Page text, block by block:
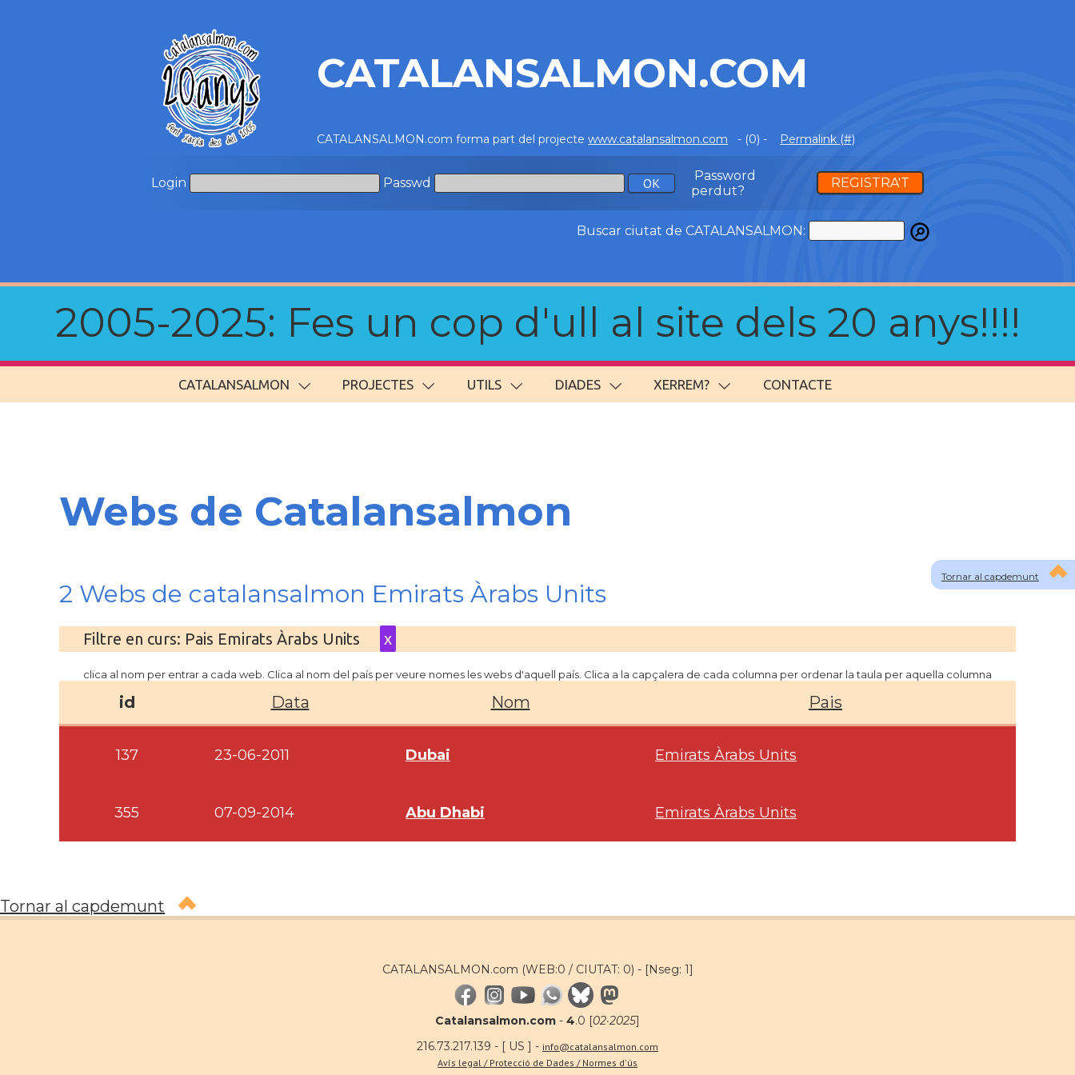
CATALANSALMON.COM
CATALANSALMON.com forma part del projecte www.catalansalmon.com - (0) - Permalink (#)
Login Passwd
Password
perdut?
REGISTRA'T
Buscar ciutat de CATALANSALMON:
2005-2025: Fes un cop d'ull al site dels 20 anys!!!!
CATALANSALMON PROJECTES UTILS DIADES XERREM? CONTACTE
Tornar al capdemunt
Webs de Catalansalmon
2 Webs de catalansalmon Emirats Àrabs Units
Filtre en curs: Pais Emirats Àrabs Units x
clica al nom per entrar a cada web. Clica al nom del país per veure nomes les webs d'aquell país. Clica a la capçalera de cada columna per ordenar la taula per aquella columna
id Data Nom Pais
137 23-06-2011 Dubai Emirats Àrabs Units
355 07-09-2014 Abu Dhabi Emirats Àrabs Units
Tornar al capdemunt
CATALANSALMON.com (WEB:0 / CIUTAT: 0) - [Nseg: 1]
Catalansalmon.com - 4.0 [02·2025]
216.73.217.139 - [ US ] - info@catalansalmon.com
Avís legal / Protecció de Dades / Normes d'ús